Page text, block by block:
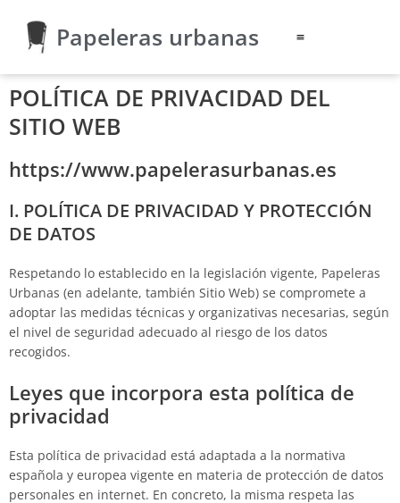
contenido
Papeleras urbanas
POLÍTICA DE PRIVACIDAD DEL
SITIO WEB
https://www.papelerasurbanas.es
I. POLÍTICA DE PRIVACIDAD Y PROTECCIÓN
DE DATOS
Respetando lo establecido en la legislación vigente, Papeleras
Urbanas (en adelante, también Sitio Web) se compromete a
adoptar las medidas técnicas y organizativas necesarias, según
el nivel de seguridad adecuado al riesgo de los datos
recogidos.
Leyes que incorpora esta política de
privacidad
Esta política de privacidad está adaptada a la normativa
española y europea vigente en materia de protección de datos
personales en internet. En concreto, la misma respeta las